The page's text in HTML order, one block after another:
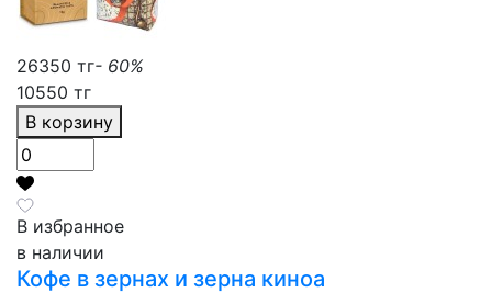
26350 тг- 60%
10550 тг
В корзину
В избранное
в наличии
Кофе в зернах и зерна киноа